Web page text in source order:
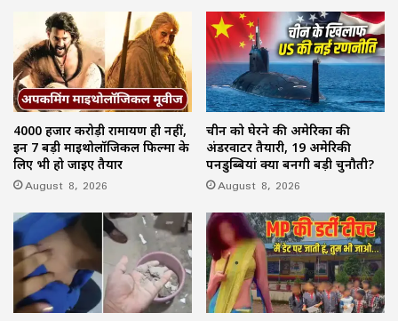
4000 हजार करोड़ी रामायण ही नहीं,
इन 7 बड़ी माइथोलॉजिकल फिल्मों के
लिए भी हो जाइए तैयार
August 8, 2026
चीन को घेरने की अमेरिका की
अंडरवाटर तैयारी, 19 अमेरिकी
पनडुब्बियां क्यों बनेंगी बड़ी चुनौती?
August 8, 2026